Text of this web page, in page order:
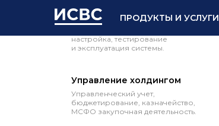
ПРОДУКТЫ И УСЛУГИ
Проектное внедрение 1С
настройка, тестирование
и эксплуатация системы.
Управление холдингом
Управленческий учет,
бюджетирование, казначейство,
МСФО закупочная деятельность.